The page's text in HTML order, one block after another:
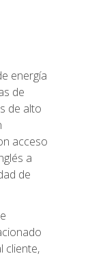
energía
de
de alto
acceso
a
de
cliente,